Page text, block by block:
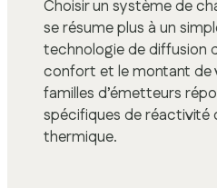
Choisir un système de
se résume plus à un
technologie de diffusion
confort et le montant de
familles d’émetteurs
spécifiques de réactivité
thermique.